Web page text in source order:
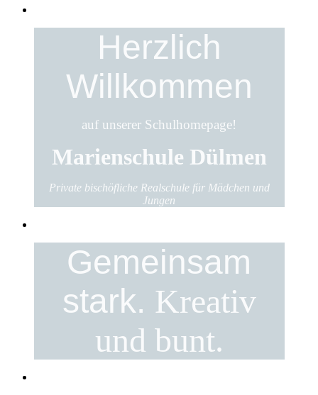
Herzlich
Willkommen
auf unserer Schulhomepage!
Marienschule Dülmen
Private bischöfliche Realschule für Mädchen und
Jungen
Gemeinsam
stark. Kreativ
und bunt.